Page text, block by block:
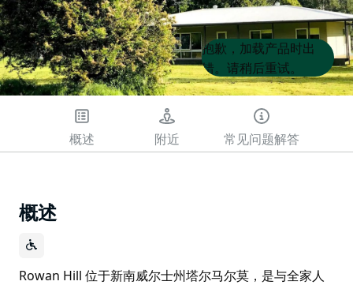
Product
List
Product
List
抱歉，加载产品时出
错。请稍后重试。
概述 附近 常见问题解答
概述
Rowan Hill 位于新南威尔士州塔尔马尔莫，是与全家人